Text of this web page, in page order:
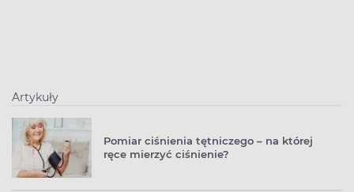
Artykuły
Pomiar ciśnienia tętniczego – na której
ręce mierzyć ciśnienie?